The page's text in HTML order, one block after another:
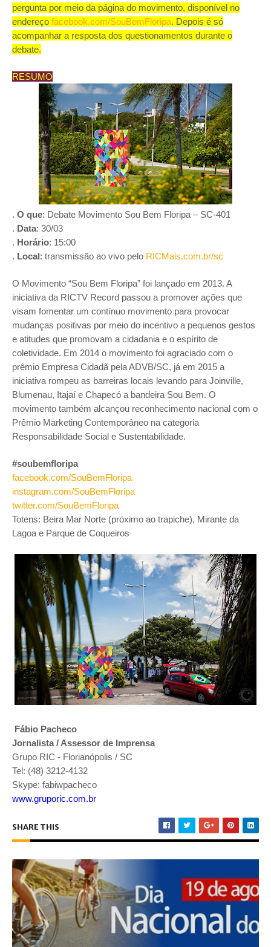
pergunta por meio da página do movimento, disponível no
endereço facebook.com/SouBemFloripa. Depois é só
acompanhar a resposta dos questionamentos durante o
debate.
RESUMO
. O que: Debate Movimento Sou Bem Floripa – SC-401
. Data: 30/03
. Horário: 15:00
. Local: transmissão ao vivo pelo RICMais.com.br/sc
O Movimento “Sou Bem Floripa” foi lançado em 2013. A
iniciativa da RICTV Record passou a promover ações que
visam fomentar um contínuo movimento para provocar
mudanças positivas por meio do incentivo a pequenos gestos
e atitudes que promovam a cidadania e o espírito de
coletividade. Em 2014 o movimento foi agraciado com o
prêmio Empresa Cidadã pela ADVB/SC, já em 2015 a
iniciativa rompeu as barreiras locais levando para Joinville,
Blumenau, Itajaí e Chapecó a bandeira Sou Bem. O
movimento também alcançou reconhecimento nacional com o
Prêmio Marketing Contemporâneo na categoria
Responsabilidade Social e Sustentabilidade.
#soubemfloripa
facebook.com/SouBemFloripa
instagram.com/SouBemFloripa
twitter.com/SouBemFloripa
Totens: Beira Mar Norte (próximo ao trapiche), Mirante da
Lagoa e Parque de Coqueiros
Fábio Pacheco
Jornalista / Assessor de Imprensa
Grupo RIC - Florianópolis / SC
Tel: (48) 3212-4132
Skype: fabiwpacheco
www.gruporic.com.br
SHARE THIS